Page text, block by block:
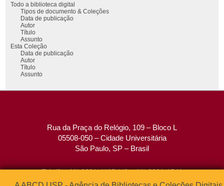
Todo a biblioteca digital
Tipos de documento & Coleções
Data de publicação
Autor
Título
Assunto
Esta Coleção
Data de publicação
Autor
Título
Assunto
Rua da Praça do Relógio, 109 – Bloco L
05508-050 – Cidade Universitária
São Paulo, SP – Brasil
Tel: (0xx11) 3091-4195 / (0xx11) 3091-1541
Fax: (0xx11) 3091-1567